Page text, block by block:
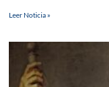
Leer Noticia »